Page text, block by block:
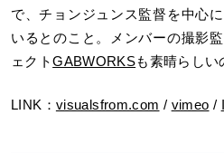
で、チョンジュンス監督を中心
いるとのこと。メンバーの撮影
ェクトGABWORKSも素晴らしい
LINK： visualsfrom.com / vimeo /